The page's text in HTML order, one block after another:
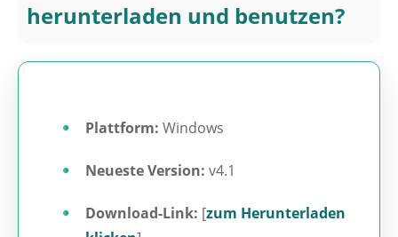
herunterladen und benutzen?
Plattform: Windows
Neueste Version: v4.1
Download-Link: [zum Herunterladen